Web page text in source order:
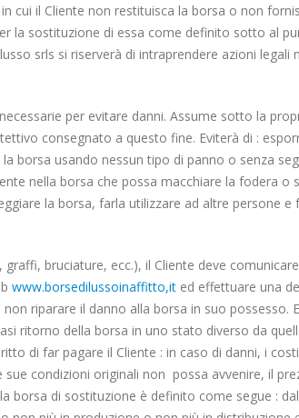
il Cliente non restituisca la borsa o non
la sostituzione di essa come definito sotto al
srls si riserverà di intraprendere azioni legali
per evitare danni. Assume sotto la
consegnato a questo fine. Eviterà di :
borsa usando nessun tipo di panno o senza
nella borsa che possa macchiare la fodera o
la borsa, farla utilizzare ad altre persone
bruciature, ecc.), il Cliente deve
www.borsedilussoinaffitto,it ed effettuare una
riparare il danno alla borsa in suo possesso.
ritorno della borsa in uno stato diverso da
di far pagare il Cliente : in caso di danni, i
condizioni originali non possa avvenire, il
borsa di sostituzione è definito come segue :